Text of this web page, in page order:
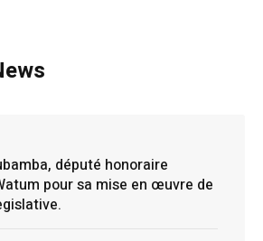
député honoraire
pour sa mise en œuvre de